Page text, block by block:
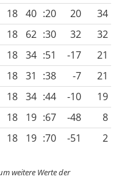
18 40 :20 20
34
18 62 :30 32
32
18 34 :51 -17
21
18 31 :38 -7
21
18 34 :44 -10
19
18 19 :67 -48
8
18 19 :70 -51 2